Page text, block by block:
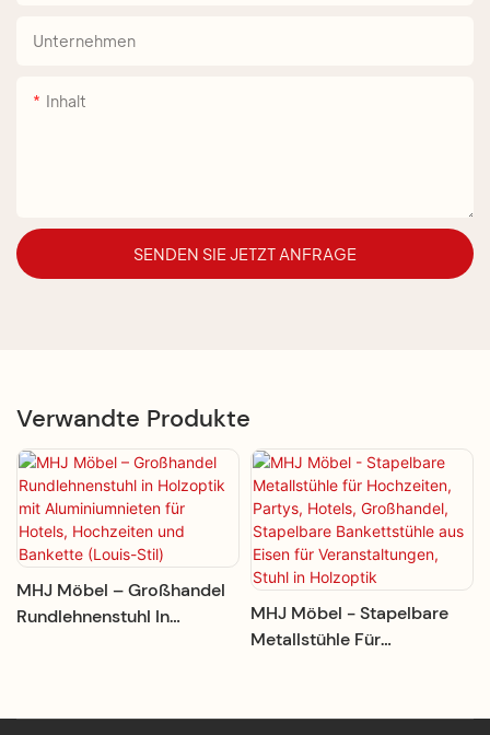
Unternehmen
Inhalt
SENDEN SIE JETZT ANFRAGE
Verwandte Produkte
MHJ Möbel – Großhandel
Rundlehnenstuhl In
Bankette (Louis-Stil)
MHJ Möbel - Stapelbare
Metallstühle Für
Bankettstühle Aus Eisen